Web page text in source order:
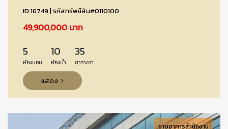
ID:16749 | รหัสทรัพย์สิน#0110100
49,900,000 บาท
5
ห้องนอน
10
ห้องน้ำ
35
ตารางวา
แสดง
ขายอาคารสำนักงาน